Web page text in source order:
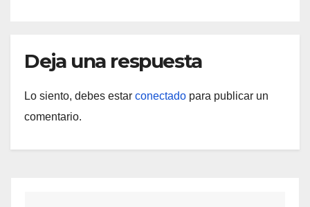
Deja una respuesta
Lo siento, debes estar conectado para publicar un
comentario.